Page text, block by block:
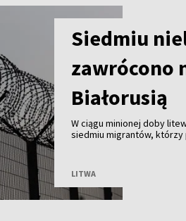
Siedmiu
zawrócono
Białorusią
W ciągu minionej doby
siedmiu migrantów,
LITWA